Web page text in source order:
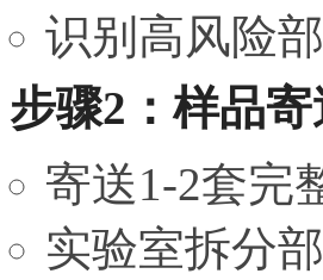
识别高风险
步骤2：样品
寄送1-2套完
实验室拆分